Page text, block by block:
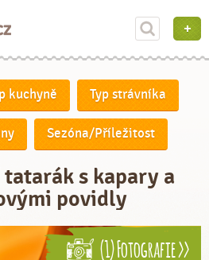
kuchyně Typ strávníka
Sezóna/Příležitost
s kapary a
povidly
(1) Fotografie >>